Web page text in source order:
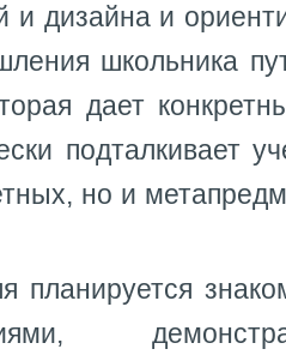
и дизайна и
школьника
дает
подталкивает
но и
планируется